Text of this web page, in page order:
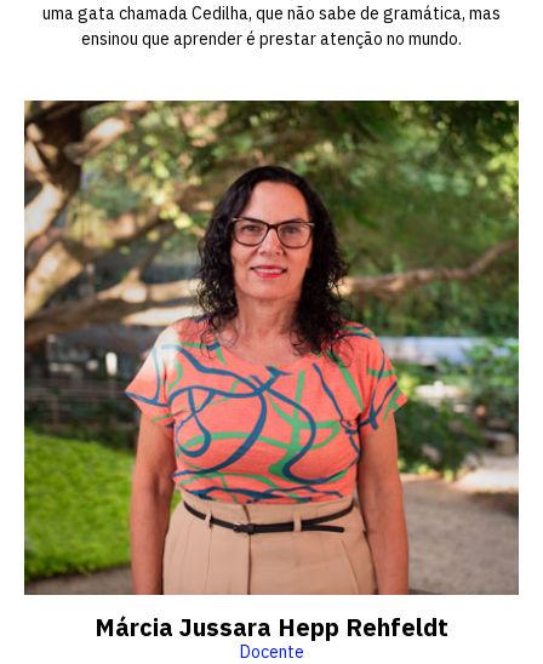
uma gata chamada Cedilha, que não sabe de gramática, mas
ensinou que aprender é prestar atenção no mundo.
Márcia Jussara Hepp Rehfeldt
Docente